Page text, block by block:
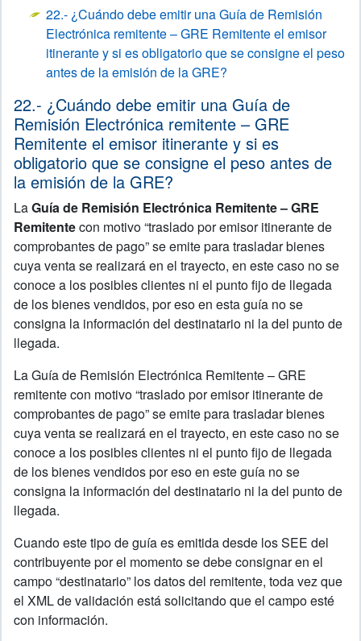
22.- ¿Cuándo debe emitir una Guía de Remisión
Electrónica remitente – GRE Remitente el emisor
itinerante y si es obligatorio que se consigne el peso
antes de la emisión de la GRE?
22.- ¿Cuándo debe emitir una Guía de
Remisión Electrónica remitente – GRE
Remitente el emisor itinerante y si es
obligatorio que se consigne el peso antes de
la emisión de la GRE?
LaGuía de Remisión Electrónica Remitente – GRE
Remitentecon motivo “traslado por emisor itinerante de
comprobantes de pago” se emite para trasladar bienes
cuya venta se realizará en el trayecto, en este caso no se
conoce a los posibles clientes ni el punto fijo de llegada
de los bienes vendidos, por eso en esta guía no se
consigna la información del destinatario ni la del punto de
llegada.
La Guía de Remisión Electrónica Remitente – GRE
remitente con motivo “traslado por emisor itinerante de
comprobantes de pago” se emite para trasladar bienes
cuya venta se realizará en el trayecto, en este caso no se
conoce a los posibles clientes ni el punto fijo de llegada
de los bienes vendidos por eso en este guía no se
consigna la información del destinatario ni la del punto de
llegada.
Cuando este tipo de guía es emitida desde los SEE del
contribuyente por el momento se debe consignar en el
campo “destinatario” los datos del remitente, toda vez que
el XML de validación está solicitando que el campo esté
con información.